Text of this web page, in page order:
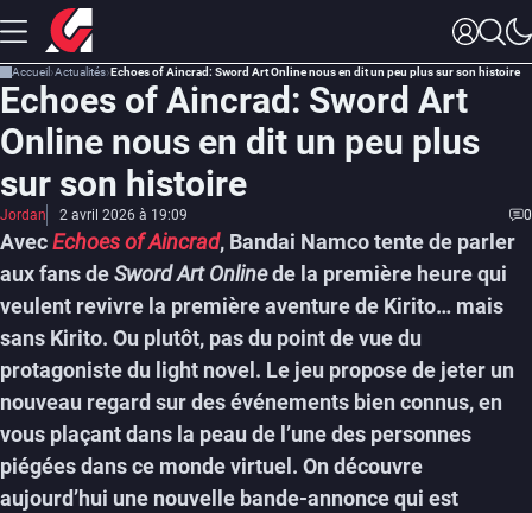
Accueil Actualités Echoes of Aincrad: Sword Art Online nous en dit un peu plus sur son histoire
Echoes of Aincrad: Sword Art
Online nous en dit un peu plus
sur son histoire
Jordan 2 avril 2026 à 19:09 0
AvecEchoes of Aincrad, Bandai Namco tente de parler
aux fans deSword Art Onlinede la première heure qui
veulent revivre la première aventure de Kirito… mais
sans Kirito. Ou plutôt, pas du point de vue du
protagoniste du light novel. Le jeu propose de jeter un
nouveau regard sur des événements bien connus, en
vous plaçant dans la peau de l’une des personnes
piégées dans ce monde virtuel. On découvre
aujourd’hui une nouvelle bande-annonce qui est